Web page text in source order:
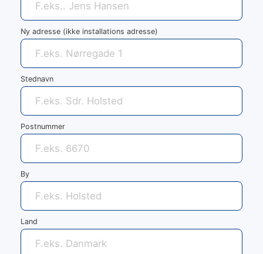
Ny adresse (ikke installations adresse)
Stednavn
Postnummer
By
Land